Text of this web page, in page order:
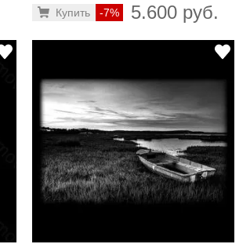
-7% 5.600 руб.
Купить